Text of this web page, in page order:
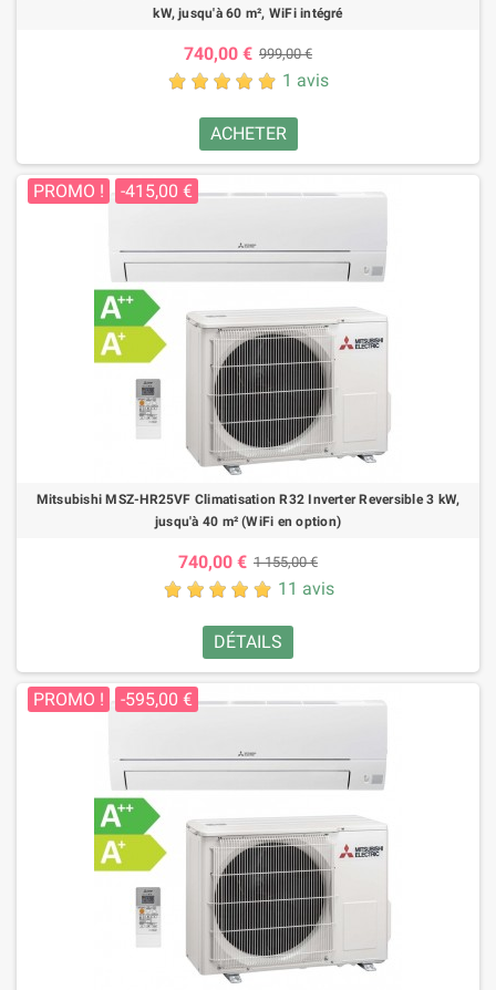
kW, jusqu'à 60 m², WiFi intégré
740,00 € 999,00 €
1 avis
ACHETER
PROMO ! -415,00 €
Mitsubishi MSZ-HR25VF Climatisation R32 Inverter Reversible 3 kW,
jusqu'à 40 m² (WiFi en option)
740,00 € 1 155,00 €
11 avis
DÉTAILS
PROMO ! -595,00 €